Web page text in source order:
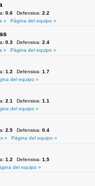
0.6 Defensiva: 2.2
»
Página del equipo »
0.3 Defensiva: 2.4
»
Página del equipo »
1.2 Defensiva: 1.7
del equipo »
2.1 Defensiva: 1.1
del equipo »
2.5 Defensiva: 0.4
»
Página del equipo »
1.2 Defensiva: 1.5
del equipo »